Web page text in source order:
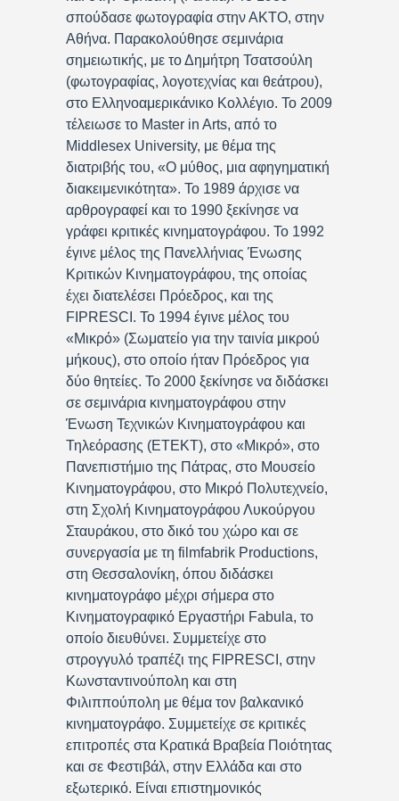
σπούδασε φωτογραφία στην ΑΚΤΟ, στην
Αθήνα. Παρακολούθησε σεμινάρια
σημειωτικής, με το Δημήτρη Τσατσούλη
(φωτογραφίας, λογοτεχνίας και θεάτρου),
στο Ελληνοαμερικάνικο Κολλέγιο. Το 2009
τέλειωσε το Master in Arts, από το
Middlesex University, με θέμα της
διατριβής του, «Ο μύθος, μια αφηγηματική
διακειμενικότητα». Το 1989 άρχισε να
αρθρογραφεί και το 1990 ξεκίνησε να
γράφει κριτικές κινηματογράφου. Το 1992
έγινε μέλος της Πανελλήνιας Ένωσης
Κριτικών Κινηματογράφου, της οποίας
έχει διατελέσει Πρόεδρος, και της
FIPRESCI. Το 1994 έγινε μέλος του
«Μικρό» (Σωματείο για την ταινία μικρού
μήκους), στο οποίο ήταν Πρόεδρος για
δύο θητείες. Το 2000 ξεκίνησε να διδάσκει
σε σεμινάρια κινηματογράφου στην
Ένωση Τεχνικών Κινηματογράφου και
Τηλεόρασης (ΕΤΕΚΤ), στο «Μικρό», στο
Πανεπιστήμιο της Πάτρας, στο Μουσείο
Κινηματογράφου, στο Μικρό Πολυτεχνείο,
στη Σχολή Κινηματογράφου Λυκούργου
Σταυράκου, στο δικό του χώρο και σε
συνεργασία με τη filmfabrik Productions,
στη Θεσσαλονίκη, όπου διδάσκει
κινηματογράφο μέχρι σήμερα στο
Κινηματογραφικό Εργαστήρι Fabula, το
οποίο διευθύνει. Συμμετείχε στο
στρογγυλό τραπέζι της FIPRESCI, στην
Κωνσταντινούπολη και στη
Φιλιππούπολη με θέμα τον βαλκανικό
κινηματογράφο. Συμμετείχε σε κριτικές
επιτροπές στα Κρατικά Βραβεία Ποιότητας
και σε Φεστιβάλ, στην Ελλάδα και στο
εξωτερικό. Είναι επιστημονικός